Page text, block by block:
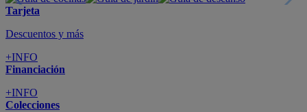
Tarjeta
Descuentos y más
+INFO
Financiación
+INFO
Colecciones